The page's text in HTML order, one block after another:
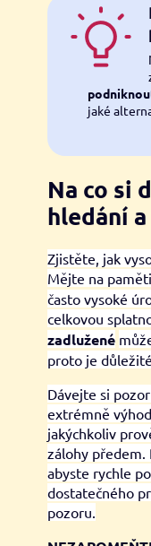
jaké
Na co si
hledání
Zjistěte, jak
Mějte na
často vysoké
celkovou
zadlužené
proto je
Dávejte si
extrémně
jakýchkoliv
zálohy předem.
abyste rychle
dostatečného
pozoru.